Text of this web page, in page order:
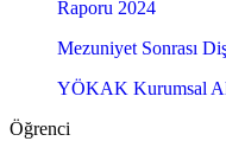
Raporu 2024
Mezuniyet Sonrası
YÖKAK Kurumsal
Öğrenci